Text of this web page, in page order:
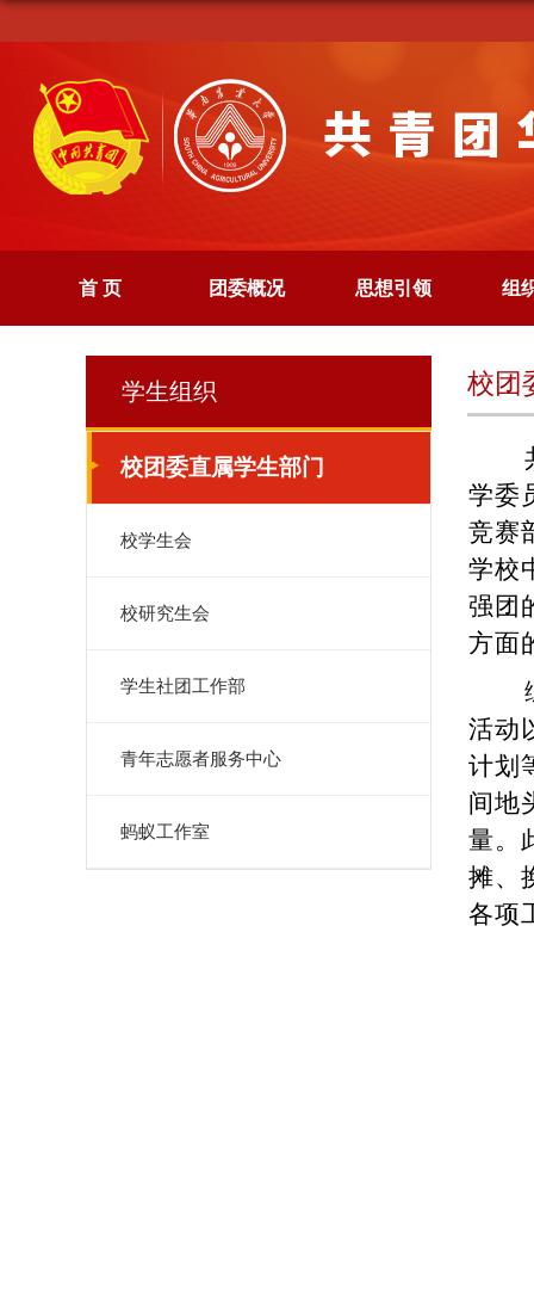
首 页 团委概况 思想引领 组
学生组织
校团委直属学生部门
校学生会
校研究生会
学生社团工作部
青年志愿者服务中心
蚂蚁工作室
校团
学委
竞赛
学校
强团
方面
活动
计划
间地
量。
摊、
各项